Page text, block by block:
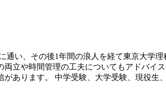
い、その後1年間の浪人を経て東京大学
立や時間管理の工夫についてもアドバイ
あります。 中学受験、大学受験、現役生